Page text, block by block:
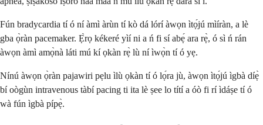
Fún bradycardia tí ó ní àmì àrùn tí kò dá lórí àwọn ìtọ́jú mìíràn, a lè
gba ọ̀ràn pacemaker. Ẹ̀rọ kékeré yìí ni a ń fi sí abẹ́ ara rẹ̀, ó sì ń rán
àwọn àmì amọ̀nà láti mú kí ọkàn rẹ̀ lù ní ìwọ̀n tí ó yẹ.
Nínú àwọn ọ̀ràn pajawiri pẹlu ìlù ọkàn tí ó lọ́ra jù, àwọn ìtọ́jú ìgbà díẹ̀
bí oògùn intravenous tàbí pacing ti ita lè ṣee lo títí a óò fi rí ìdáṣe tí ó
wà fún ìgbà pípẹ̀.